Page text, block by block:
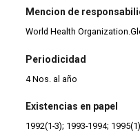
Mencion de
World Health
Periodicidad
4 Nos. al año
Existencias en papel
1992(1-3); 1993-1994;